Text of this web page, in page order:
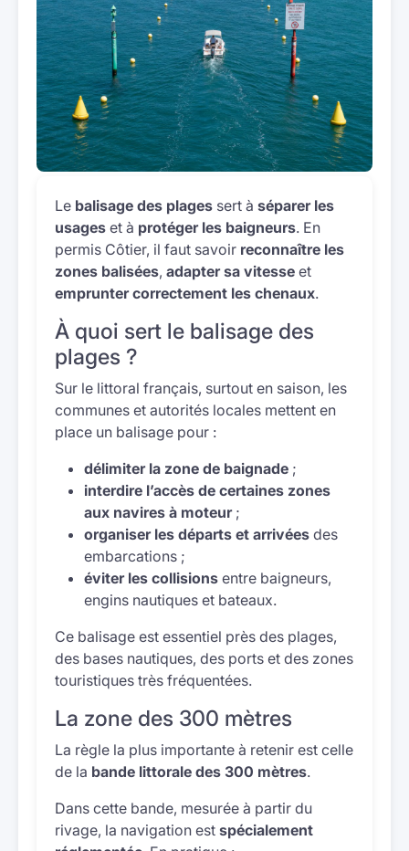
Le balisage des plages sert à séparer les
usages et à protéger les baigneurs. En
permis Côtier, il faut savoir reconnaître les
zones balisées, adapter sa vitesse et
emprunter correctement les chenaux.
À quoi sert le balisage des
plages ?
Sur le littoral français, surtout en saison, les
communes et autorités locales mettent en
place un balisage pour :
délimiter la zone de baignade ;
interdire l’accès de certaines zones
aux navires à moteur;
organiser les départs et arrivées des
embarcations ;
éviter les collisions entre baigneurs,
engins nautiques et bateaux.
Ce balisage est essentiel près des plages,
des bases nautiques, des ports et des zones
touristiques très fréquentées.
La zone des 300 mètres
La règle la plus importante à retenir est celle
de la bande littorale des 300 mètres.
Dans cette bande, mesurée à partir du
rivage, la navigation est spécialement